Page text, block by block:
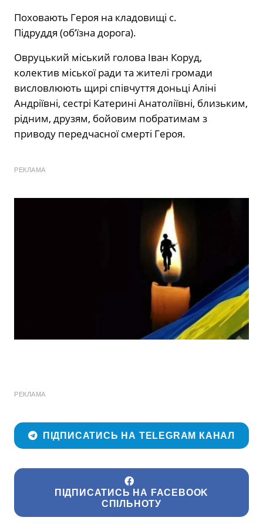
Поховають Героя на кладовищі с.
Підруддя (об’їзна дорога).
Овруцький міський голова Іван Коруд,
колектив міської ради та жителі громади
висловлюють щирі співчуття доньці Аліні
Андріївні, сестрі Катерині Анатоліївні, близьким,
рідним, друзям, бойовим побратимам з
приводу передчасної смерті Героя.
РЕКЛАМА
РЕКЛАМА
ПІДПИСАТИСЬ НА TELEGRAM КАНАЛ
ПІДПИСАТИСЬ НА FACEBOOK
СПІЛЬНОТУ